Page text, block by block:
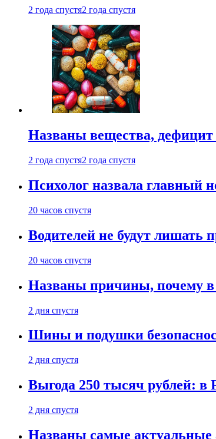
2 года спустя2 года спустя
Названы вещества,
2 года спустя2 года спустя
Психолог назвала главный
20 часов спустя
Водителей не будут лишать
20 часов спустя
Названы причины, почему в
2 дня спустя
Шины и подушки
2 дня спустя
Выгода 250 тысяч рублей: в
2 дня спустя
Названы самые актуальные